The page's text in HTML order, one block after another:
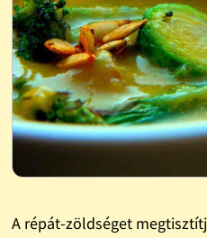
A répát-zöldséget